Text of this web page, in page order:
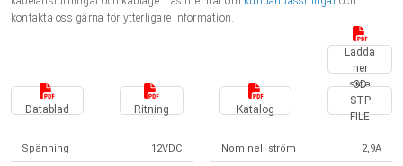
Suomi (EUR)
kontakta oss gärna för ytterligare information.
Ladda
ner
sida
Datablad
Ritning Katalog
3D
STP
FILE
Spänning 12VDC Nominell ström 2,9A